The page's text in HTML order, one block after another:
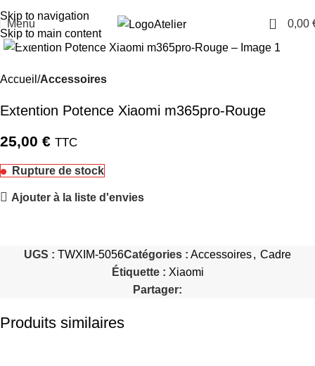
Skip to navigation
Skip to main content
Menu Atelier 0 0,00
Cliquez pour agrandir
Accueil Accessoires
Extention Potence Xiaomi m365pro-Rouge
25,00 € TTC
Rupture de stock
Ajouter à la liste d'envies
UGS : TWXIM-5056Catégories : Accessoires, Cadre
Étiquette : Xiaomi
Partager:
Produits similaires